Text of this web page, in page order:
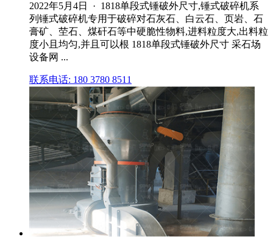
2022年5月4日 · 1818单段式锤破外尺寸,锤式破碎机系
列锤式破碎机专用于破碎对石灰石、白云石、页岩、石
膏矿、茔石、煤矸石等中硬脆性物料,进料粒度大,出料粒
度小且均匀,并且可以根 1818单段式锤破外尺寸 采石场
设备网 ...
联系电话: 180 3780 8511